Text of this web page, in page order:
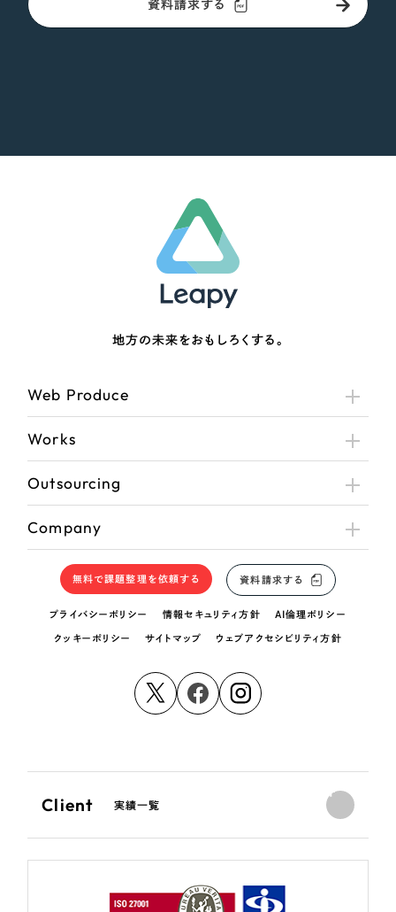
資料請求する
地方の未来をおもしろくする。
Web Produce
Works
Outsourcing
Company
無料で課題整理を依頼する 資料請求する
プライバシーポリシー 情報セキュリティ方針 AI倫理ポリシー
クッキーポリシー サイトマップ ウェブアクセシビリティ方針
Client 実績一覧